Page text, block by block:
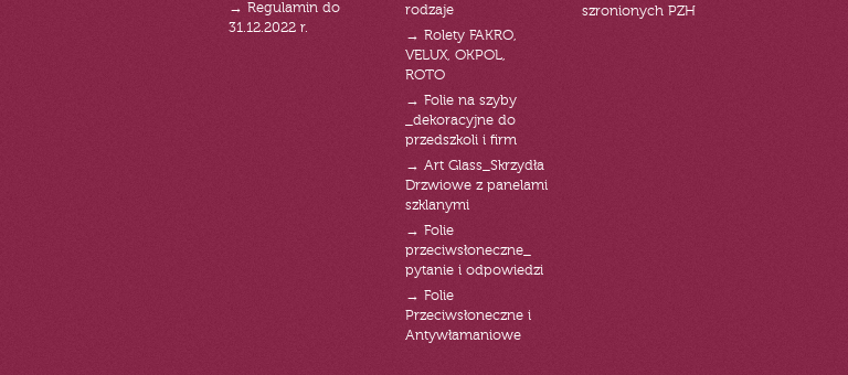
→ Regulamin do
31.12.2022 r.
rodzaje
→ Rolety FAKRO,
VELUX, OKPOL,
ROTO
→ Folie na szyby
_dekoracyjne do
przedszkoli i firm
→ Art Glass_Skrzydła
Drzwiowe z panelami
szklanymi
→ Folie
przeciwsłoneczne_
pytanie i odpowiedzi
→ Folie
Przeciwsłoneczne i
Antywłamaniowe
szronionych PZH